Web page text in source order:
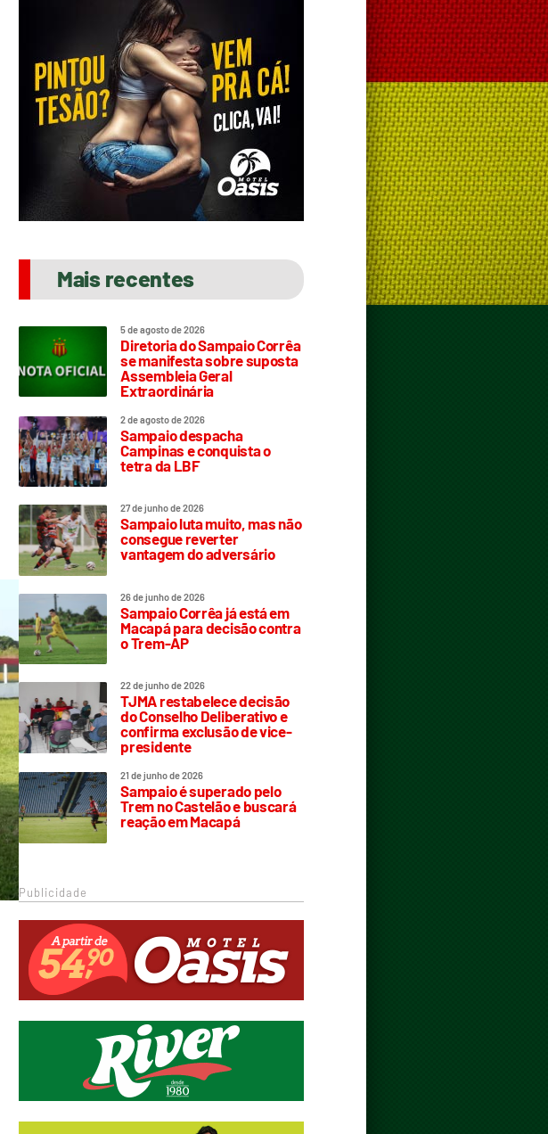
Mais recentes
5 de agosto de 2026
Diretoria do Sampaio Corrêa
se manifesta sobre suposta
Assembleia Geral
Extraordinária
2 de agosto de 2026
Sampaio despacha
Campinas e conquista o
tetra da LBF
27 de junho de 2026
Sampaio luta muito, mas não
consegue reverter
vantagem do adversário
26 de junho de 2026
Sampaio Corrêa já está em
Macapá para decisão contra
o Trem-AP
22 de junho de 2026
TJMA restabelece decisão
do Conselho Deliberativo e
confirma exclusão de vice-
presidente
21 de junho de 2026
Sampaio é superado pelo
Trem no Castelão e buscará
reação em Macapá
Publicidade